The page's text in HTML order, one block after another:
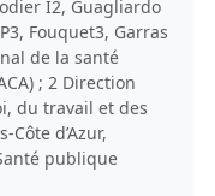
I2, Guagliardo
Fouquet3, Garras
de la santé
; 2 Direction
du travail et des
Côte d’Azur,
publique